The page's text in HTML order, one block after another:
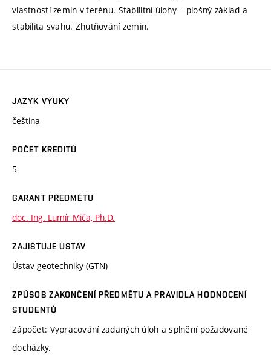
vlastností zemin v terénu. Stabilitní úlohy – plošný základ a
stabilita svahu. Zhutňování zemin.
JAZYK VÝUKY
čeština
POČET KREDITŮ
5
GARANT PŘEDMĚTU
doc. Ing. Lumír Miča, Ph.D.
ZAJIŠŤUJE ÚSTAV
Ústav geotechniky (GTN)
ZPŮSOB ZAKONČENÍ PŘEDMĚTU A PRAVIDLA HODNOCENÍ
STUDENTŮ
Zápočet: Vypracování zadaných úloh a splnění požadované
docházky.